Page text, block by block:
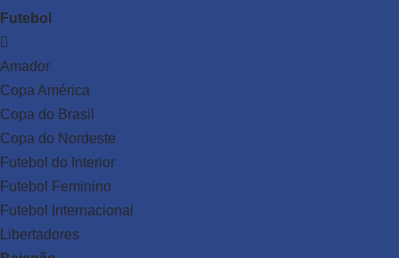
Futebol
Amador
Copa América
Copa do Brasil
Copa do Nordeste
Futebol do Interior
Futebol Feminino
Futebol Internacional
Libertadores